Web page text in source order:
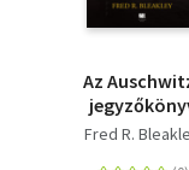
Az
Fred R.